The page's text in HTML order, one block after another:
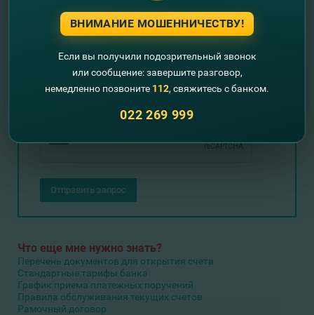
Отправить запрос
Что еще мне нужно знать?
Перечень документов для открытия счета
Стандартные тарифы банка
График приема платежных поручений
Правила обслуживания текущих счетов
Рамочный договор
ВНИМАНИЕ МОШЕННИЧЕСТВУ!
Если вы получили подозрительный звонок
или сообщение: завершите разговор,
немедленно позвоните 112, свяжитесь с банком.
022 269 999